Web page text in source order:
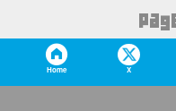
Home X